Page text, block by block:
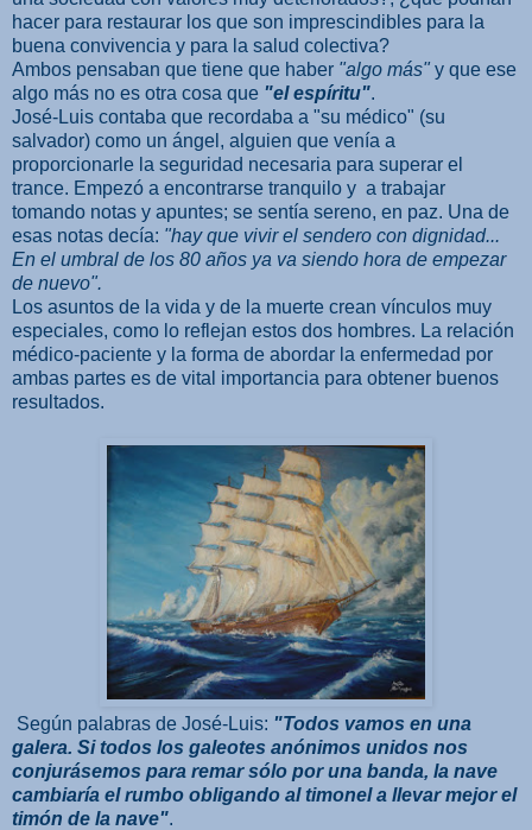
hacer para restaurar los que son imprescindibles para la
buena convivencia y para la salud colectiva?
Ambos pensaban que tiene que haber "algo más" y que ese
algo más no es otra cosa que "el espíritu".
José-Luis contaba que recordaba a "su médico" (su
salvador) como un ángel, alguien que venía a
proporcionarle la seguridad necesaria para superar el
trance. Empezó a encontrarse tranquilo y a trabajar
tomando notas y apuntes; se sentía sereno, en paz. Una de
esas notas decía: "hay que vivir el sendero con dignidad...
En el umbral de los 80 años ya va siendo hora de empezar
de nuevo".
Los asuntos de la vida y de la muerte crean vínculos muy
especiales, como lo reflejan estos dos hombres. La relación
médico-paciente y la forma de abordar la enfermedad por
ambas partes es de vital importancia para obtener buenos
resultados.
Según palabras de José-Luis: "Todos vamos en una
galera. Si todos los galeotes anónimos unidos nos
conjurásemos para remar sólo por una banda, la nave
cambiaría el rumbo obligando al timonel a llevar mejor el
timón de la nave".